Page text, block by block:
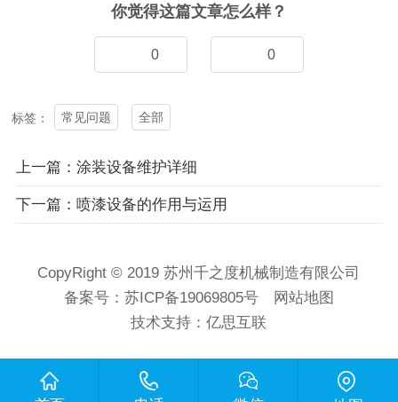
你觉得这篇文章怎么样？
0 0
标签： 常见问题 全部
上一篇：涂装设备维护详细
下一篇：喷漆设备的作用与运用
CopyRight © 2019 苏州千之度机械制造有限公司
备案号： 苏ICP备19069805号
网站地图
技术支持：亿思互联